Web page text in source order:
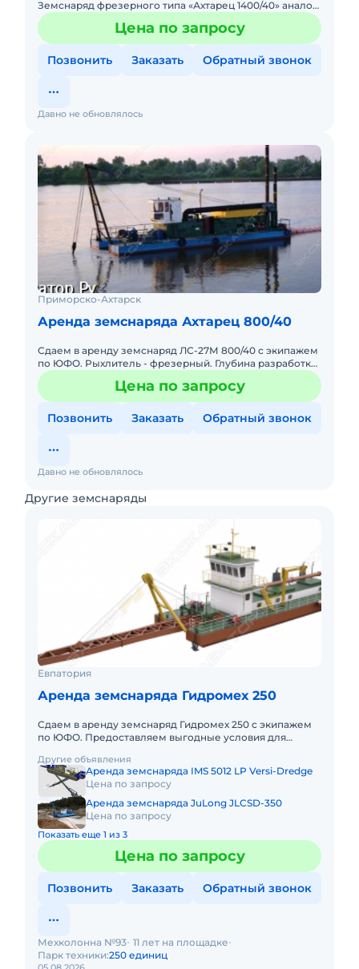
Земснаряд фрезерного типа «Ахтарец 1400/40» аналог
ЛС-27, производительностью 1400-1600 куб. метров в
час в зависи
Цена по запросу
Позвонить Заказать Обратный звонок
Давно не обновлялось
Приморско-Ахтарск
Аренда земснаряда Ахтарец 800/40
Сдаем в аренду земснаряд ЛС-27М 800/40 с экипажем
по ЮФО. Рыхлитель - фрезерный. Глубина разработки
-6,0 м. Расход диз. топлива -45 л/ч. Цена - 90-120 руб/м3
в
Цена по запросу
Позвонить Заказать Обратный звонок
Давно не обновлялось
Другие земснаряды
Евпатория
Аренда земснаряда Гидромех 250
Сдаем в аренду земснаряд Гидромех 250 с экипажем
по ЮФО. Предоставляем выгодные условия для
федеральном округе. Кроме аре
Другие объявления
Аренда земснаряда IMS 5012 LP Versi-Dredge
Цена по запросу
Аренда земснаряда JuLong JLCSD-350
Цена по запросу
Показать еще 1 из 3
Цена по запросу
Позвонить Заказать Обратный звонок
Мехколонна №93 11 лет на площадке
Парк техники:250 единиц